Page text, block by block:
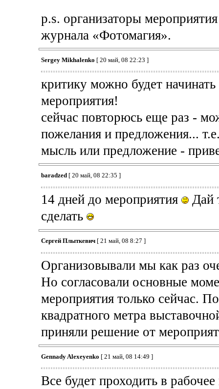
p.s. организаторы
журнала «Фотомагия».
Sergey Mikhalenko [ 20 май, 08 22:23 ]
критику можно будет начинать
мероприятия!
сейчас повторюсь еще раз -
пожелания и предложения...
мысль или предложение -
baradzed[ 20 май, 08 22:35 ]
14 дней до мероприятия
Дай
сделать
Сергей Плыткевич[ 21 май, 08 8:27 ]
Организовывали мы как раз
Но согласовали основные
мероприятия только сейчас.
квадратного метра
приняли решение от
Gennady Alexeyenko [ 21 май, 08 14:49 ]
Все будет проходить в